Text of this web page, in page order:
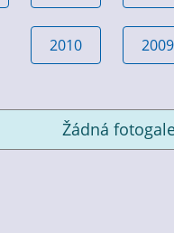
2010 2009
Žádná